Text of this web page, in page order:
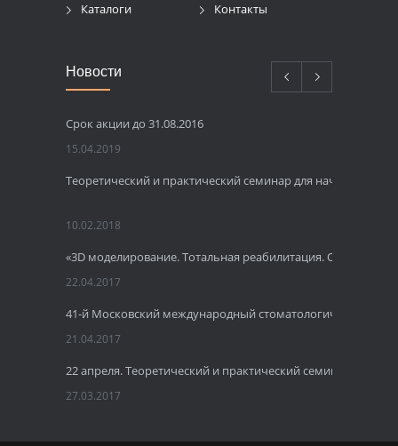
Каталоги
Контакты
Новости
Срок акции до 31.08.2016
15.04.2019
Теоретический и практический семинар для начинающих
10.02.2018
«3D моделирование. Тотальная реабилитация.
22.04.2017
41-й Московский международный стоматологический
21.04.2017
22 апреля. Теоретический и практический семинар по
27.03.2017